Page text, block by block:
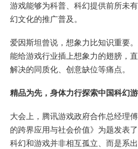
游戏能够为科普、科幻提供前所未
幻文化的推广普及。
爱因斯坦曾说，想象力比知识重要
能给游戏行业插上想象力的翅膀，
解决的同质化、创意缺位等痛点。
精品为先，身体力行探索中国科幻
大会上，腾讯游戏政府合作总经理
的跨界应用与社会价值》为题发表
科幻和游戏并非相互孤立、而是系